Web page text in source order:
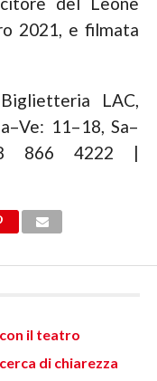
2021, e filmata
LAC,
11–18, Sa–
866 4222 |
il teatro
di chiarezza